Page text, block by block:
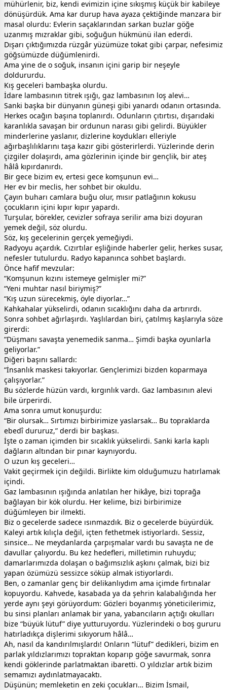
mühürlenir, biz, kendi evimizin içine sıkışmış küçük bir kabileye
dönüşürdük. Ama kar durup hava ayaza çektiğinde manzara bir
masal olurdu: Evlerin saçaklarından sarkan buzlar göğe
uzanmış mızraklar gibi, soğuğun hükmünü ilan ederdi.
Dışarı çıktığımızda rüzgâr yüzümüze tokat gibi çarpar, nefesimiz
göğsümüzde düğümlenirdi.
Ama yine de o soğuk, insanın içini garip bir neşeyle
doldururdu.
Kış geceleri bambaşka olurdu.
İdare lambasının titrek ışığı, gaz lambasının loş alevi…
Sanki başka bir dünyanın güneşi gibi yanardı odanın ortasında.
Herkes ocağın başına toplanırdı. Odunların çıtırtısı, dışarıdaki
karanlıkla savaşan bir ordunun narası gibi gelirdi. Büyükler
minderlerine yaslanır, dizlerine koydukları elleriyle
ağırbaşlılıklarını taşa kazır gibi gösterirlerdi. Yüzlerinde derin
çizgiler dolaşırdı, ama gözlerinin içinde bir gençlik, bir ateş
hâlâ kıpırdanırdı.
Bir gece bizim ev, ertesi gece komşunun evi…
Her ev bir meclis, her sohbet bir okuldu.
Çayın buharı camlara buğu olur, mısır patlağının kokusu
çocukların içini kıpır kıpır yapardı.
Turşular, börekler, cevizler sofraya serilir ama bizi doyuran
yemek değil, söz olurdu.
Söz, kış gecelerinin gerçek yemeğiydi.
Radyoyu açardık. Cızırtılar eşliğinde haberler gelir, herkes susar,
nefesler tutulurdu. Radyo kapanınca sohbet başlardı.
Önce hafif mevzular:
“Komşunun kızını istemeye gelmişler mi?”
“Yeni muhtar nasıl biriymiş?”
“Kış uzun sürecekmiş, öyle diyorlar…”
Kahkahalar yükselirdi, odanın sıcaklığını daha da artırırdı.
Sonra sohbet ağırlaşırdı. Yaşlılardan biri, çatılmış kaşlarıyla söze
girerdi:
“Düşmanı savaşta yenemedik sanma… Şimdi başka oyunlarla
geliyorlar.”
Diğeri başını sallardı:
“İnsanlık maskesi takıyorlar. Gençlerimizi bizden koparmaya
çalışıyorlar.”
Bu sözlerde hüzün vardı, kırgınlık vardı. Gaz lambasının alevi
bile ürperirdi.
Ama sonra umut konuşurdu:
“Bir olursak… Sırtımızı birbirimize yaslarsak… Bu topraklarda
ebedî dururuz,” derdi bir başkası.
İşte o zaman içimden bir sıcaklık yükselirdi. Sanki karla kaplı
dağların altından bir pınar kaynıyordu.
O uzun kış geceleri…
Vakit geçirmek için değildi. Birlikte kim olduğumuzu hatırlamak
içindi.
Gaz lambasının ışığında anlatılan her hikâye, bizi toprağa
bağlayan bir kök olurdu. Her kelime, bizi birbirimize
düğümleyen bir ilmekti.
Biz o gecelerde sadece ısınmazdık. Biz o gecelerde büyürdük.
Kaleyi artık kılıçla değil, içten fethetmek istiyorlardı. Sessiz,
sinsice… Ne meydanlarda çarpışmalar vardı bu savaşta ne de
davullar çalıyordu. Bu kez hedefleri, milletimin ruhuydu;
damarlarımızda dolaşan o bağımsızlık aşkını çalmak, bizi biz
yapan özümüzü sessizce söküp almak istiyorlardı.
Ben, o zamanlar genç bir delikanlıydım ama içimde fırtınalar
kopuyordu. Kahvede, kasabada ya da şehrin kalabalığında her
yerde aynı şeyi görüyordum: Gözleri boyanmış yöneticilerimiz,
bu sinsi planları anlamak bir yana, yabancıların açtığı okulları
bize “büyük lütuf” diye yutturuyordu. Yüzlerindeki o boş gururu
hatırladıkça dişlerimi sıkıyorum hâlâ…
Ah, nasıl da kandırılmışlardı! Onların “lütuf” dedikleri, bizim en
parlak yıldızlarımızı topraktan koparıp göğe savurmak, sonra
kendi göklerinde parlatmaktan ibaretti. O yıldızlar artık bizim
semamızı aydınlatmayacaktı.
Düşünün; memleketin en zeki çocukları… Bizim İsmail,